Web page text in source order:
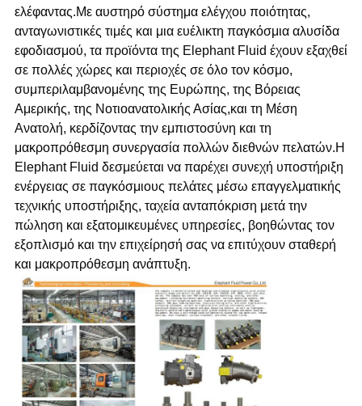
ελέφαντας.Με αυστηρό σύστημα ελέγχου ποιότητας,
ανταγωνιστικές τιμές και μια ευέλικτη παγκόσμια αλυσίδα
εφοδιασμού, τα προϊόντα της Elephant Fluid έχουν εξαχθεί
σε πολλές χώρες και περιοχές σε όλο τον κόσμο,
συμπεριλαμβανομένης της Ευρώπης, της Βόρειας
Αμερικής, της Νοτιοανατολικής Ασίας,και τη Μέση
Ανατολή, κερδίζοντας την εμπιστοσύνη και τη
μακροπρόθεσμη συνεργασία πολλών διεθνών πελατών.Η
Elephant Fluid δεσμεύεται να παρέχει συνεχή υποστήριξη
ενέργειας σε παγκόσμιους πελάτες μέσω επαγγελματικής
τεχνικής υποστήριξης, ταχεία ανταπόκριση μετά την
πώληση και εξατομικευμένες υπηρεσίες, βοηθώντας τον
εξοπλισμό και την επιχείρησή σας να επιτύχουν σταθερή
και μακροπρόθεσμη ανάπτυξη.